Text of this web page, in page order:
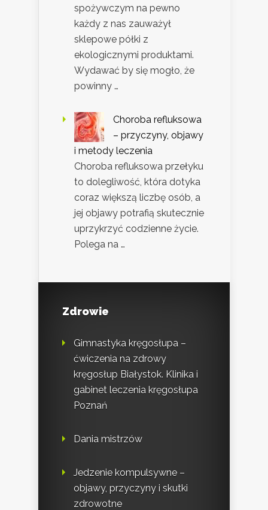
spożywczym na pewno
każdy z nas zauważył
sklepowe półki z
ekologicznymi produktami.
Wydawać by się mogło, że
powinny …
Choroba refluksowa
– przyczyny, objawy
i metody leczenia
Choroba refluksowa przełyku
to dolegliwość, która dotyka
coraz większą liczbę osób, a
jej objawy potrafią skutecznie
uprzykrzyć codzienne życie.
Polega na …
Zdrowie
Gimnastyka kręgosłupa –
ćwiczenia na zdrowy
kręgosłup Białystok. Klinika i
gabinet leczenia kręgosłupa
Poznań
Dania mistrzów
Jedzenie kompulsywne –
objawy, przyczyny i skutki
zdrowotne